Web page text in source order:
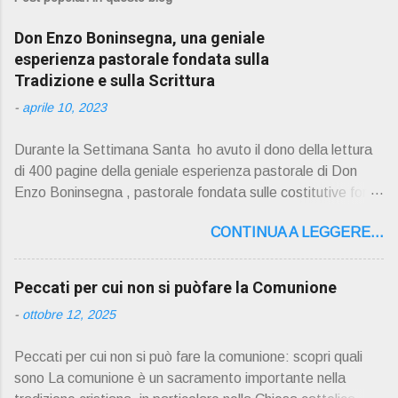
Don Enzo Boninsegna, una geniale
esperienza pastorale fondata sulla
Tradizione e sulla Scrittura
- aprile 10, 2023
Durante la Settimana Santa ho avuto il dono della lettura
di 400 pagine della geniale esperienza pastorale di Don
Enzo Boninsegna , pastorale fondata sulle costitutive fon ti
Dio giunta in continuit à ecclesiale a noi per mezzo di Gesù,
degli Apostoli e dei loro successori . Io don Gino Oliosi v
orrei contribuire ad una lettura non pregiudiziale su don
Enzo Boninsegna . Per gli ultimi tempi di vita l'ho scelto
come Confessore. Del suo volume " ERO "CURATO" …
D on Enzo Boninsegna , per ordinazioni Via San Giovanni
Pupatoro,16 – 37134 Verona Tel. 045 8201679 – Cell.
CONTINUA A LEGGERE...
Peccati per cui non si puòfare la Comunione
- ottobre 12, 2025
Peccati per cui non si può fare la comunione: scopri quali
sono La comunione è un sacramento importante nella